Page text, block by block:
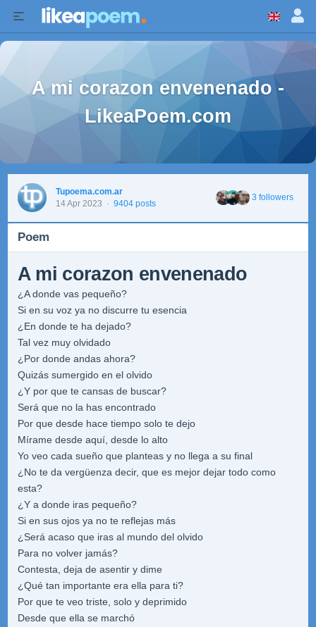
A mi corazon envenenado -
LikeaPoem.com
Tupoema.com.ar
14 Apr 2023 · 9404 posts
3 followers
Poem
A mi corazon envenenado
¿A donde vas pequeño?
Si en su voz ya no discurre tu esencia
¿En donde te ha dejado?
Tal vez muy olvidado
¿Por donde andas ahora?
Quizás sumergido en el olvido
¿Y por que te cansas de buscar?
Será que no la has encontrado
Por que desde hace tiempo solo te dejo
Mírame desde aquí, desde lo alto
Yo veo cada sueño que planteas y no llega a su final
¿No te da vergüenza decir, que es mejor dejar todo como
esta?
¿Y a donde iras pequeño?
Si en sus ojos ya no te reflejas más
¿Será acaso que iras al mundo del olvido
Para no volver jamás?
Contesta, deja de asentir y dime
¿Qué tan importante era ella para ti?
Por que te veo triste, solo y deprimido
Desde que ella se marchó